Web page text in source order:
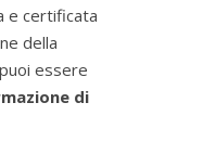
e certificata
della
essere
di